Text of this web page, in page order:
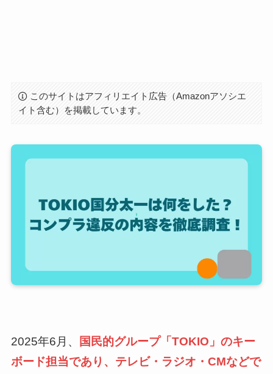
このサイトはアフィリエイト広告（Amazonアソシエ
イト含む）を掲載しています。
2025年6月、
国民的グループ「TOKIO」のキー
ボード担当であり、テレビ・ラジオ・CMなどで